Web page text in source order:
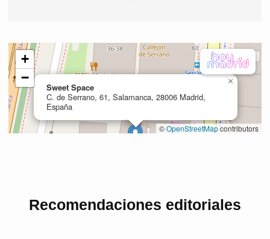
Recomendaciones editoriales